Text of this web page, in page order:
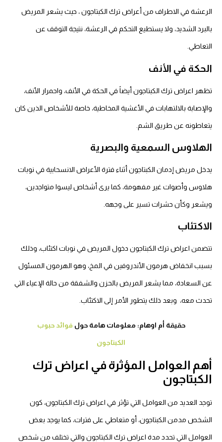
الرعشة في الاطراف من أعراض ترك الكبتاجون ، حيث يشعر المريض
بالبرد الشديد، ولا يستطيع التحكم في الرعشة، نتيجة التوقف عن
التعاطي.
الحكة في الأنف
تظهر اعراض ترك الكبتاجون أيضاً في الحكة في الأنف، واحمرار الأنف،
والإصابة بالالتهابات في الأغشية المخاطية، خاصة للأشخاص الذين كان
يتعاطونه عن طريق الشم.
الهلاوس السمعية والبصرية
يدخل مريض إدمان الكبتاجون أثناء فترة الأعراض الانسحابية في نوبات
هلاوس وأصوات غير مفهومة، كما يرى أشخاص ليسوا متواجدين،
ويشعر وكأن حشرات تسير على وجهه.
الاكتئاب
تتضمن اعراض ترك الكبتاجون دخول المريض في نوبات اكتئاب، وذلك
بسبب انخفاض هرمون الأندروفين في المخ، وهو الهرمون المسئول
عن السعادة، مما يشعر المريض بالحزن والشفقة من حالة الإعياء التي
تحدث معه، وبعد ذلك يتطور الأمر إلى الاكتئاب.
حقيقة أم اوهام: معلومات هامة حول فوائد حبوب
الكبتاجون
أهم العوامل المؤثرة في اعراض ترك
الكبتاجون
توجد العديد من العوامل التي تؤثر في اعراض ترك الكبتاجون، كون
الشخص مدمن الكبتاجون، أو متعاطي على فترات، كما يوجد بعض
العوامل التي تحدد مدة اعراض ترك الكبتاجون والتي تختلف من شخص